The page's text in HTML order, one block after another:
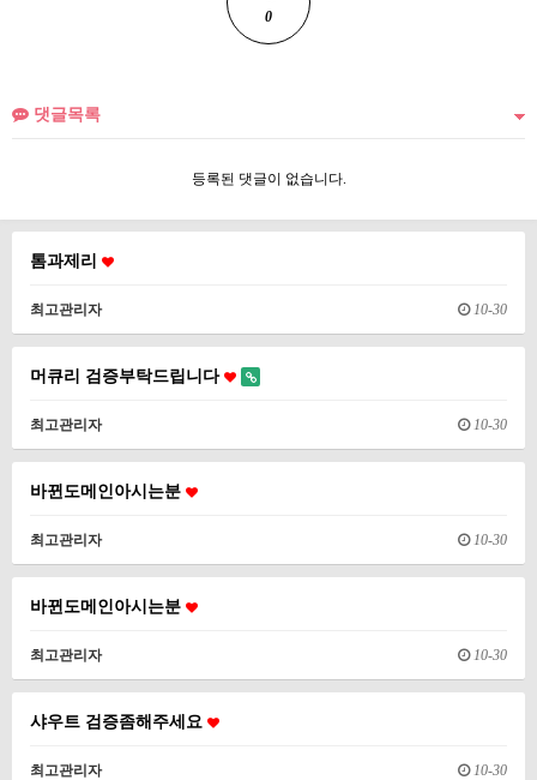
0
댓글목록
등록된 댓글이 없습니다.
톰과제리
최고관리자 10-30
머큐리 검증부탁드립니다
최고관리자 10-30
바뀐도메인아시는분
최고관리자 10-30
바뀐도메인아시는분
최고관리자 10-30
샤우트 검증좀해주세요
최고관리자 10-30